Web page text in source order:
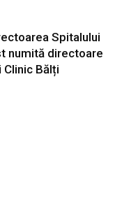
Spitalului
numită directoare
Clinic Bălți